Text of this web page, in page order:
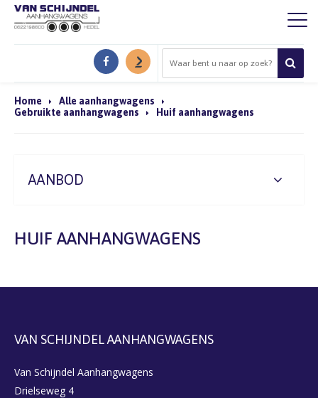
Home
Alle aanhangwagens
Gebruikte aanhangwagens
Huif aanhangwagens
AANBOD
HUIF AANHANGWAGENS
VAN SCHIJNDEL AANHANGWAGENS
Van Schijndel Aanhangwagens
Drielseweg 4